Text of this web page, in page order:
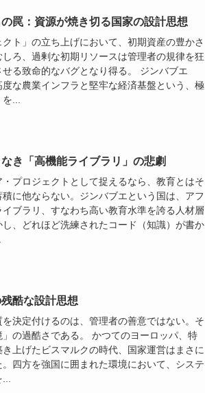
罠：資源が焼き切る国家の設計思想
ト」の立ち上げにおいて、初期資産の豊かさ
ろ、過剰な初期リソースは管理者の規律を狂
る致命的なバグとなり得る。 ジンバブエ
な農業インフラと堅牢な経済基盤という、極
...
き「高機能ライブラリ」の悲劇
プロジェクトとして捉えるなら、教育とはそ
に他ならない。ジンバブエという国は、アフ
ブラリ、すなわち高い教育水準を誇る人材層
、どれほど洗練されたコード（知識）が書か
酷な設計思想
決定付けるのは、管理者の善意ではない。そ
の過酷さである。 かつてのヨーロッパ、特
上げたビスマルクの時代、国家運営はまさに
四方を強国に囲まれた環境において、システ